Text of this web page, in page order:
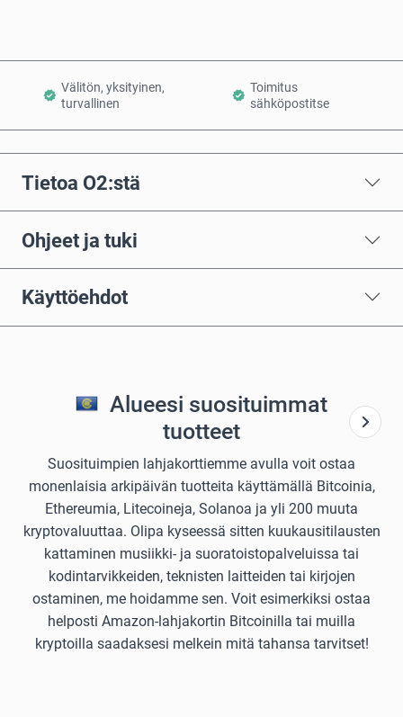
Välitön, yksityinen,
turvallinen
Toimitus
sähköpostitse
Tietoa O2:stä
Ohjeet ja tuki
Käyttöehdot
Alueesi suosituimmat
tuotteet
Suosituimpien lahjakorttiemme avulla voit ostaa
monenlaisia arkipäivän tuotteita käyttämällä Bitcoinia,
Ethereumia, Litecoineja, Solanoa ja yli 200 muuta
kryptovaluuttaa. Olipa kyseessä sitten kuukausitilausten
kattaminen musiikki- ja suoratoistopalveluissa tai
kodintarvikkeiden, teknisten laitteiden tai kirjojen
ostaminen, me hoidamme sen. Voit esimerkiksi ostaa
helposti Amazon-lahjakortin Bitcoinilla tai muilla
kryptoilla saadaksesi melkein mitä tahansa tarvitset!